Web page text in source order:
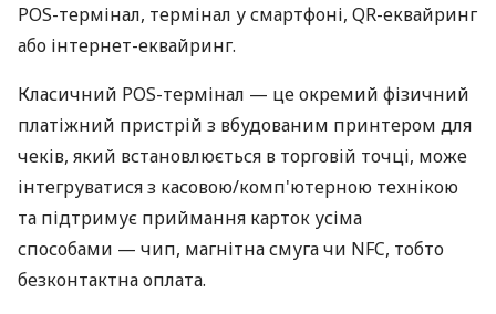
POS-термінал, термінал у смартфоні, QR-еквайринг
або інтернет-еквайринг.
Класичний POS-термінал — це окремий фізичний
платіжний пристрій з вбудованим принтером для
чеків, який встановлюється в торговій точці, може
інтегруватися з касовою/комп'ютерною технікою
та підтримує приймання карток усіма
способами — чип, магнітна смуга чи NFC, тобто
безконтактна оплата.